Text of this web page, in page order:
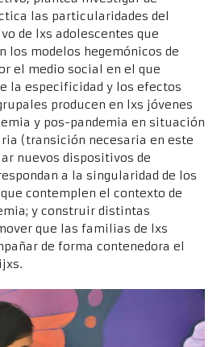
las particularidades del
de lxs adolescentes que
los modelos hegemónicos de
el medio social en el que
la especificidad y los efectos
producen en lxs jóvenes
y pos-pandemia en situación
(transición necesaria en este
nuevos dispositivos de
a la singularidad de los
contemplen el contexto de
y construir distintas
que las familias de lxs
de forma contenedora el